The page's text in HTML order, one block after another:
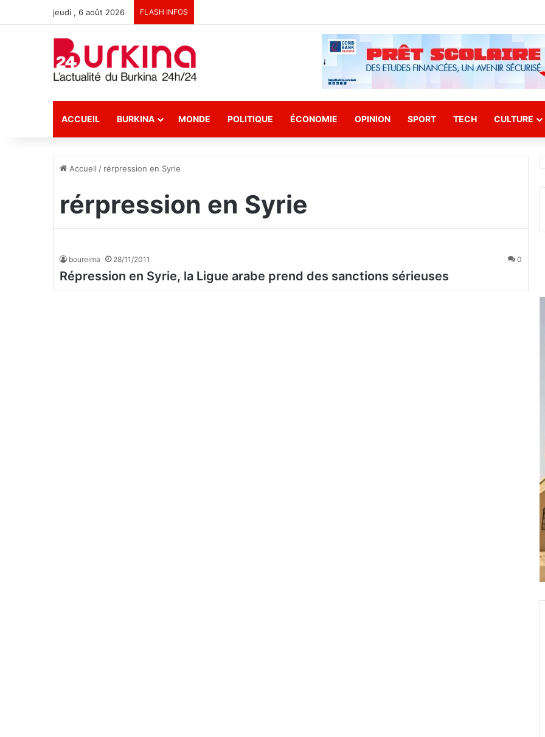
jeudi , 6 août 2026 FLASH INFOS
ACCUEIL BURKINA MONDE POLITIQUE ÉCONOMIE OPINION SPORT TECH CULTURE
Accueil / rérpression en Syrie
rérpression en Syrie
boureima 28/11/2011 0
Répression en Syrie, la Ligue arabe prend des sanctions sérieuses